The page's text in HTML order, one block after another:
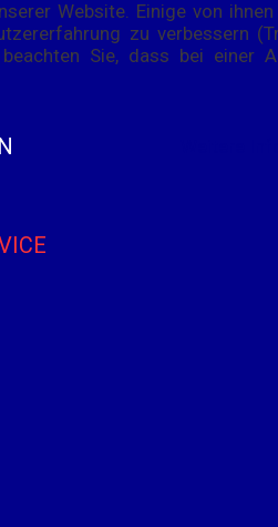
Website. Einige von
zu verbessern
Sie, dass bei einer